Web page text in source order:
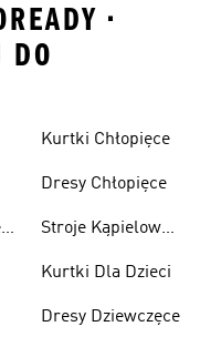
•
DO
Kurtki Chłopięce
Dresy Chłopięce
Stroje Kąpielowe
Kurtki Dla Dzieci
Dresy Dziewczęce